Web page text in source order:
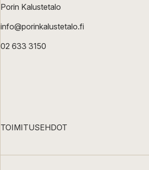
Porin Kalustetalo
info@porinkalustetalo.fi
02 633 3150
TOIMITUSEHDOT